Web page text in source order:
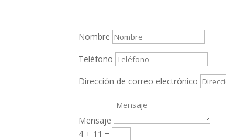
Nombre
Teléfono
Dirección de correo electrónico
Mensaje
4 + 11 =